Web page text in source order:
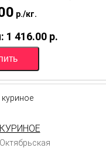
p./кг.
1 416.00 p.